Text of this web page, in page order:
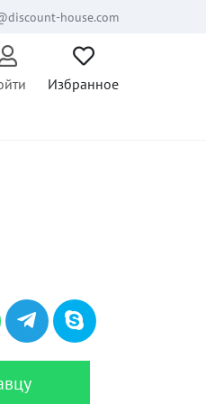
house.com
Избранное